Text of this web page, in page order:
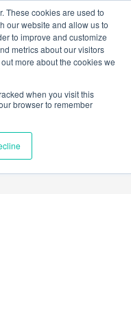
These cookies are used to
our website and allow us to
to improve and customize
metrics about our visitors
more about the cookies we
when you visit this
browser to remember
I
n
s
t
a
a
m
L
i
n
k
e
n